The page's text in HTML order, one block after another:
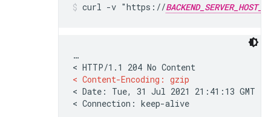
curl -v "https://
…
< Content-Encoding: gzip
< Date: Tue, 31 Jul 2021 21:41:13 GMT